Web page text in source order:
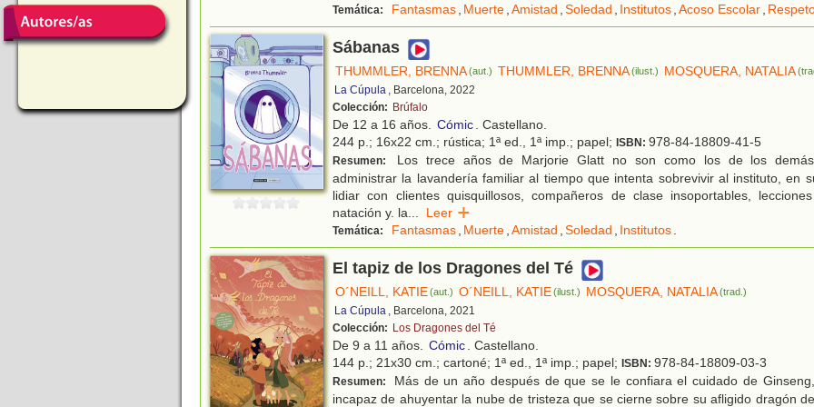
Temática: Fantasmas, Muerte,Amistad ,Soledad , Institutos,Acoso Escolar,
Sábanas
THUMMLER, BRENNA(aut.) THUMMLER, BRENNA(ilust.) MOSQUERA, NATALIA
La Cúpula , Barcelona, 2022
Colección: Brúfalo
De 12 a 16 años. Cómic. Castellano.
244 p.; 16x22 cm.; rústica; 1ª ed., 1ª imp.; papel; ISBN: 978-84-18809-41-5
Resumen:
Los trece años de Marjorie Glatt no son como los de los
administrar la lavandería familiar al tiempo que intenta sobrevivir al instituto, en
lidiar con clientes quisquillosos, compañeros de clase insoportables,
natación y. la... Leer
Temática: Fantasmas, Muerte,Amistad ,Soledad , Institutos.
El tapiz de los Dragones del Té
O´NEILL, KATIE(aut.) O´NEILL, KATIE(ilust.) MOSQUERA, NATALIA(trad.)
La Cúpula , Barcelona, 2021
Colección: Los Dragones del Té
De 9 a 11 años. Cómic. Castellano.
144 p.; 21x30 cm.; cartoné; 1ª ed., 1ª imp.; papel; ISBN: 978-84-18809-03-3
Resumen:
Más de un año después de que se le confiara el cuidado de
incapaz de ahuyentar la nube de tristeza que se cierne sobre su afligido dragón